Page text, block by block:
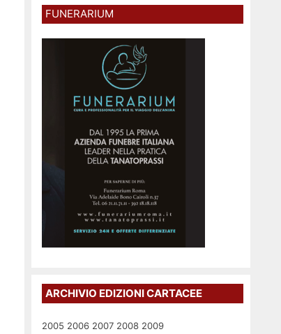
FUNERARIUM
ARCHIVIO EDIZIONI CARTACEE
2005 2006 2007 2008 2009